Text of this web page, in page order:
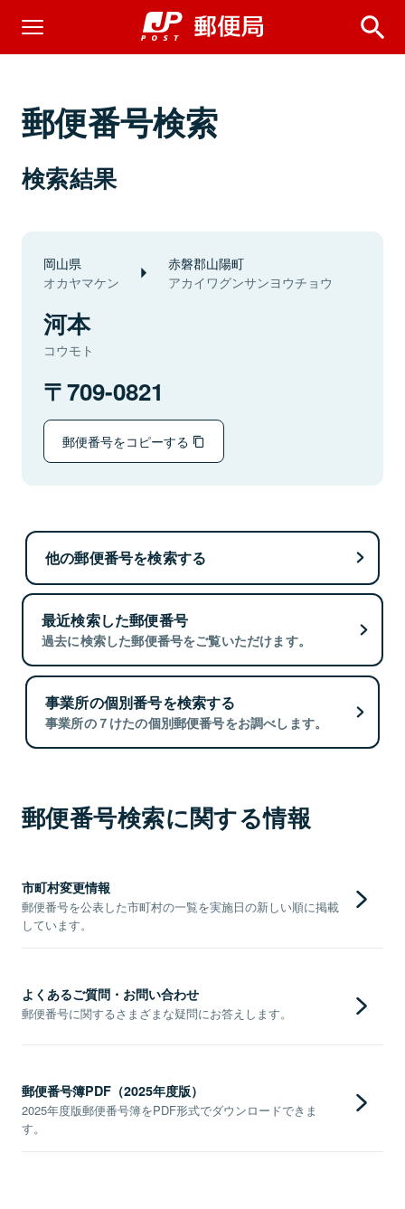
郵便番号検索
検索結果
岡山県
オカヤマケン
赤磐郡山陽町
アカイワグンサンヨウチョウ
河本
コウモト
709-0821
郵便番号をコピーする
他の郵便番号を検索する
最近検索した郵便番号
過去に検索した郵便番号をご覧いただけます。
事業所の個別番号を検索する
事業所の７けたの個別郵便番号をお調べします。
郵便番号検索に関する情報
市町村変更情報
郵便番号を公表した市町村の一覧を実施日の新しい順に掲載
しています。
よくあるご質問・お問い合わせ
郵便番号に関するさまざまな疑問にお答えします。
郵便番号簿PDF（2025年度版）
2025年度版郵便番号簿をPDF形式でダウンロードできま
す。